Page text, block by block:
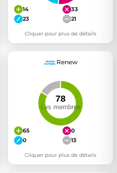
14
33
23
21
Cliquer pour plus de détails
Renew
65
0
0
13
Cliquer pour plus de détails